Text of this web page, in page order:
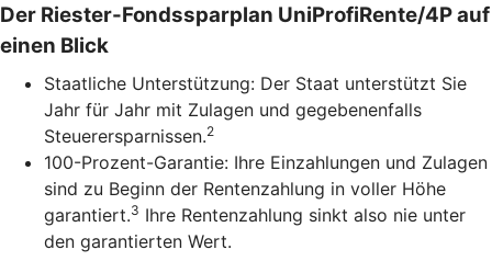
Der Riester-Fondssparplan UniProfiRente/4P auf
einen Blick
Staatliche Unterstützung: Der Staat unterstützt Sie
Jahr für Jahr mit Zulagen und gegebenenfalls
Steuerersparnissen.2
100-Prozent-Garantie: Ihre Einzahlungen und Zulagen
sind zu Beginn der Rentenzahlung in voller Höhe
garantiert.3 Ihre Rentenzahlung sinkt also nie unter
den garantierten Wert.